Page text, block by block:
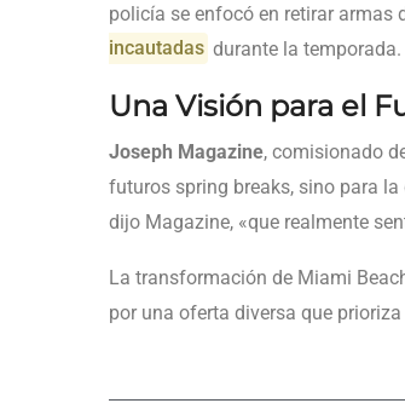
policía se enfocó en retirar armas
incautadas durante la temporada.
Una Visión para el
Joseph Magazine, comisionado
futuros spring breaks, sino para
dijo Magazine, «que realmente
La transformación de Miami
por una oferta diversa que